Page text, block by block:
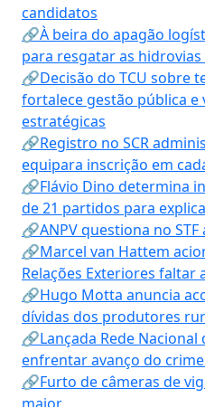
candidatos
🔗À beira do apagão
para resgatar as hidrovias
🔗Decisão do TCU sobre
fortalece gestão pública e
estratégicas
🔗Registro no SCR
equipara inscrição em
🔗Flávio Dino determina
de 21 partidos para
🔗ANPV questiona no
🔗Marcel van Hattem
Relações Exteriores faltar
🔗Hugo Motta anuncia
dívidas dos produtores
🔗Lançada Rede
enfrentar avanço do
🔗Furto de câmeras de